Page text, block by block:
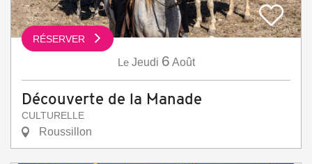
RÉSERVER
Le Jeudi 6 Août
Découverte de la Manade
CULTURELLE
Roussillon